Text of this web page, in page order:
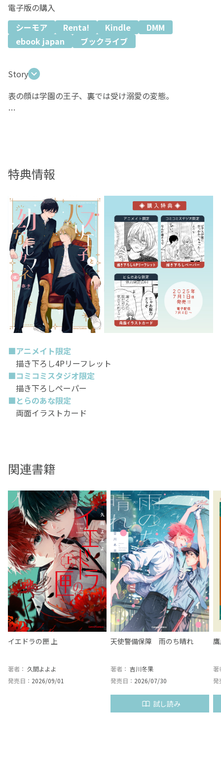
電子版の購入
シーモア
Renta! Kindle
DMM
ebook japan
ブックライブ
Story
表の顔は学園の王子、裏では受け溺愛の変態。
鈍感で純粋な凛太郎はそんな朔人の思惑に気がつくはずも
少女漫画のような朔人の笑顔に、順調にドギマギさせられ
てしまう。
恋愛に不慣れで硬派な凛太郎と、早急に事を進めたい朔人
の、
可愛すぎるラブコメディ♡
特典情報
■アニメイト限定
描き下ろし4Pリーフレット
■コミコミスタジオ限定
描き下ろしペーパー
■とらのあな限定
両面イラストカード
関連書籍
イエドラの匣 上
著者： 久間よよよ
発売日： 2026/09/01
天使警備保障 雨のち晴れ
著者： 吉川冬果
発売日： 2026/07/30
試し読み
著
発